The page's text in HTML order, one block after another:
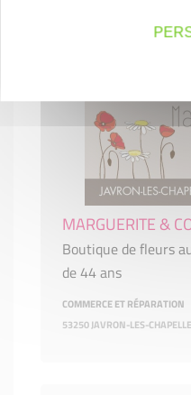
MARGUERITE &
Boutique de fleurs
de 44 ans
COMMERCE ET RÉPARATION
53250 JAVRON-LES-